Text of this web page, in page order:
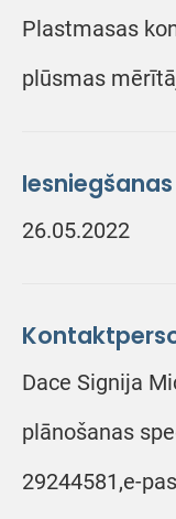
Plastmasas
plūsmas
26.05.2022
Dace Signija
plānošanas
29244581,e-